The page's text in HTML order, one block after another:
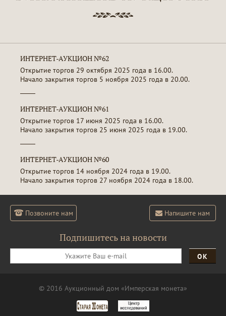
ИНТЕРНЕТ-АУКЦИОН №62
Открытие торгов 29 октября 2025 года в 16.00.
Начало закрытия торгов 5 ноября 2025 года в 20.00.
ИНТЕРНЕТ-АУКЦИОН №61
Открытие торгов 17 июня 2025 года в 16.00.
Начало закрытия торгов 25 июня 2025 года в 19.00.
ИНТЕРНЕТ-АУКЦИОН №60
Открытие торгов 14 ноября 2024 года в 19.00.
Начало закрытия торгов 27 ноября 2024 года в 18.00.
Позвоните нам Напишите нам
Подпишитесь на новости
ОК
© 2016 Аукционный дом «Имперская монета»